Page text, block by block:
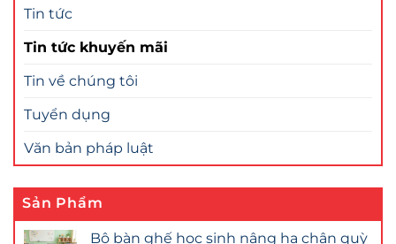
Tin tức
Tin tức khuyến mãi
Tin về chúng tôi
Tuyển dụng
Văn bản pháp luật
Sản Phẩm
Bộ bàn ghế học sinh nâng hạ chân quỳ